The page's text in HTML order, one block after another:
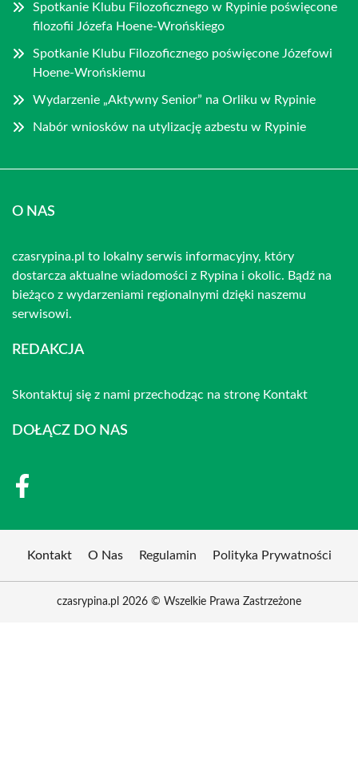
Spotkanie Klubu Filozoficznego w Rypinie poświęcone
filozofii Józefa Hoene-Wrońskiego
Spotkanie Klubu Filozoficznego poświęcone Józefowi
Hoene-Wrońskiemu
Wydarzenie „Aktywny Senior” na Orliku w Rypinie
Nabór wniosków na utylizację azbestu w Rypinie
O NAS
czasrypina.pl to lokalny serwis informacyjny, który
dostarcza aktualne wiadomości z Rypina i okolic. Bądź na
bieżąco z wydarzeniami regionalnymi dzięki naszemu
serwisowi.
REDAKCJA
Skontaktuj się z nami przechodząc na stronę Kontakt
DOŁĄCZ DO NAS
Kontakt O Nas Regulamin Polityka Prywatności
czasrypina.pl 2026 © Wszelkie Prawa Zastrzeżone